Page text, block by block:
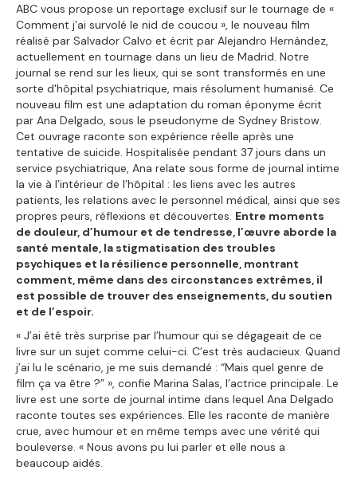
ABC vous propose un reportage exclusif sur le tournage de «
Comment j'ai survolé le nid de coucou », le nouveau film
réalisé par Salvador Calvo et écrit par Alejandro Hernández,
actuellement en tournage dans un lieu de Madrid. Notre
journal se rend sur les lieux, qui se sont transformés en une
sorte d'hôpital psychiatrique, mais résolument humanisé. Ce
nouveau film est une adaptation du roman éponyme écrit
par Ana Delgado, sous le pseudonyme de Sydney Bristow.
Cet ouvrage raconte son expérience réelle après une
tentative de suicide. Hospitalisée pendant 37 jours dans un
service psychiatrique, Ana relate sous forme de journal intime
la vie à l’intérieur de l’hôpital : les liens avec les autres
patients, les relations avec le personnel médical, ainsi que ses
propres peurs, réflexions et découvertes. Entre moments
de douleur, d’humour et de tendresse, l’œuvre aborde la
santé mentale, la stigmatisation des troubles
psychiques et la résilience personnelle, montrant
comment, même dans des circonstances extrêmes, il
est possible de trouver des enseignements, du soutien
et de l’espoir.
« J’ai été très surprise par l’humour qui se dégageait de ce
livre sur un sujet comme celui-ci. C’est très audacieux. Quand
j’ai lu le scénario, je me suis demandé : “Mais quel genre de
film ça va être ?” », confie Marina Salas, l’actrice principale. Le
livre est une sorte de journal intime dans lequel Ana Delgado
raconte toutes ses expériences. Elle les raconte de manière
crue, avec humour et en même temps avec une vérité qui
bouleverse. « Nous avons pu lui parler et elle nous a
beaucoup aidés.